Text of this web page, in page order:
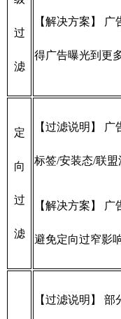
过
滤
【解决方案】
得广告曝光到更
定
向
过
滤
【过滤说明】
标签/安装态/联盟
【解决方案】
避免定向过窄影
【过滤说明】